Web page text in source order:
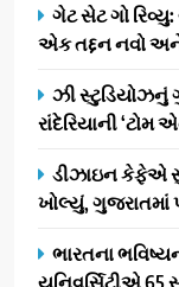
ગેટ સેટ ગો
એક તદ્દન નવો
ઝી સ્ટુડિયોઝનું
રાંદેરિયાની
ડીઝાઇન કેફેએ
ખોલ્યું, ગુજરાતમાં
ભારતના
યુનિવર્સિટીએ 65